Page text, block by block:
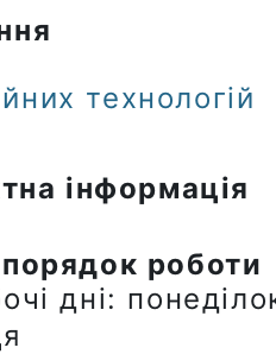
технологій
інформація
роботи
дні: